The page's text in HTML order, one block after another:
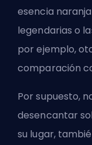
esencia
legendarias o
por ejemplo,
comparación
Por supuesto,
desencantar
su lugar,